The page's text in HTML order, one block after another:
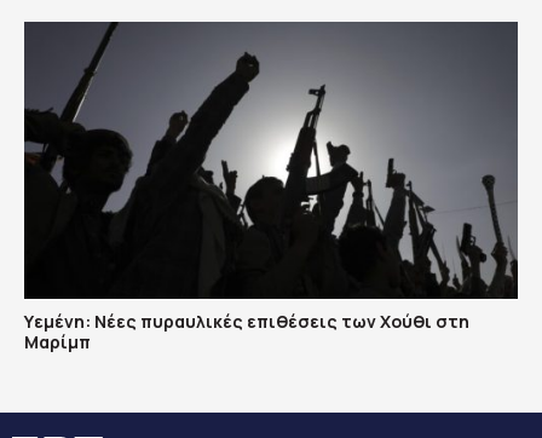
Υεμένη: Nέες πυραυλικές επιθέσεις των Χούθι στη
Μαρίμπ